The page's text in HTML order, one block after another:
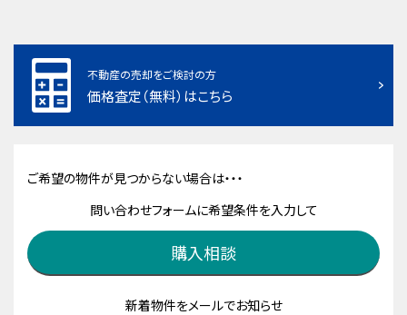
不動産の売却をご検討の方
価格査定（無料）はこちら
ご希望の物件が見つからない場合は・・・
問い合わせフォームに希望条件を入力して
購入相談
新着物件をメールでお知らせ